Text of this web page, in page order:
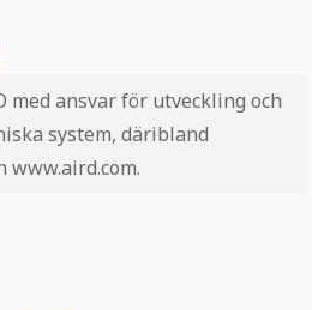
med ansvar för utveckling och
system, däribland
www.aird.com.